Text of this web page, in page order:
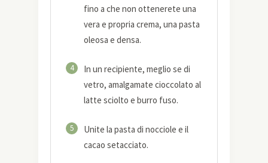
fino a che non ottenerete una
vera e propria crema, una pasta
oleosa e densa.
4
In un recipiente, meglio se di
vetro, amalgamate cioccolato al
latte sciolto e burro fuso.
5
Unite la pasta di nocciole e il
cacao setacciato.